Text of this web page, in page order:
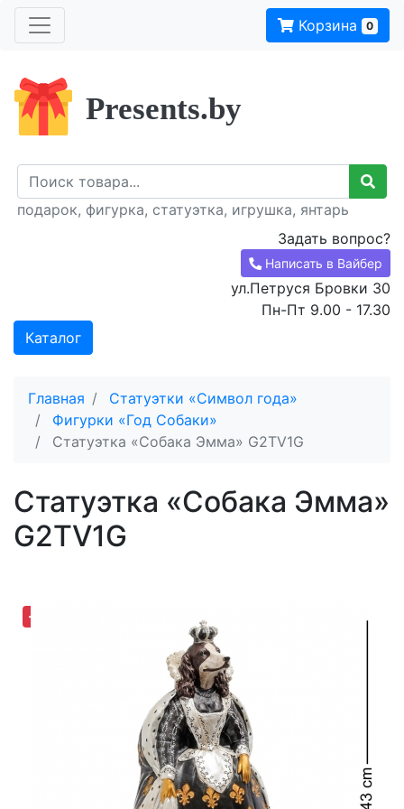
Корзина 0
Presents.by
подарок, фигурка, статуэтка, игрушка, янтарь
Задать вопрос?
Написать в Вайбер
ул.Петруся Бровки 30
Пн-Пт 9.00 - 17.30
Каталог
Главная
Статуэтки «Символ года»
Фигурки «Год Собаки»
Статуэтка «Собака Эмма» G2TV1G
Статуэтка «Собака Эмма»
G2TV1G
-19,07%